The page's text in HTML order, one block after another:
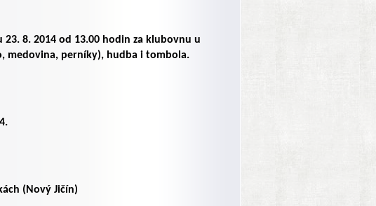
8. 2014 od 13.00 hodin za klubovnu u
medovina, perníky), hudba i tombola.
(Nový Jičín)